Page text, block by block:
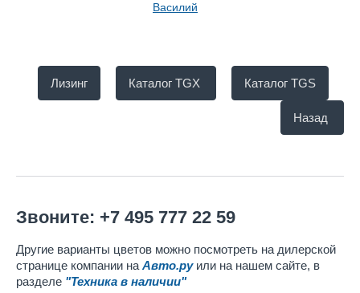
Василий
Лизинг Каталог TGX Каталог TGS
Назад
Звоните: +7 495 777 22 59
Другие варианты цветов можно посмотреть на дилерской
странице компании на Авто.руили на нашем сайте, в
разделе "Техника в наличии"